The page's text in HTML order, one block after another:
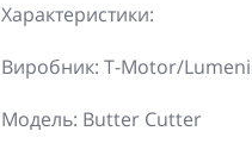
Характеристики:
Виробник: T-Motor/
Модель: Butter Cutter